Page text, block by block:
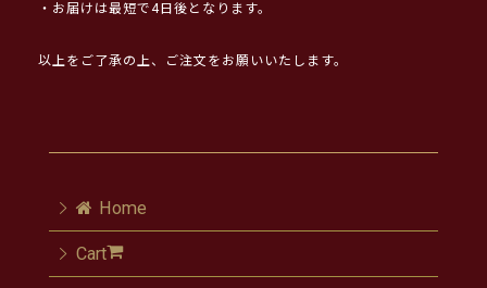
・お届けは最短で4日後となります。
以上をご了承の上、ご注文をお願いいたします。
Home
Cart